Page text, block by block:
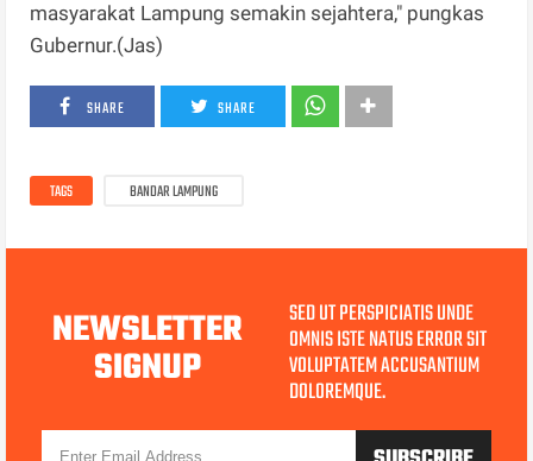
masyarakat Lampung semakin sejahtera," pungkas
Gubernur.(Jas)
SHARE SHARE
TAGS BANDAR LAMPUNG
NEWSLETTER
SIGNUP
SED UT PERSPICIATIS UNDE
OMNIS ISTE NATUS ERROR SIT
VOLUPTATEM ACCUSANTIUM
DOLOREMQUE.